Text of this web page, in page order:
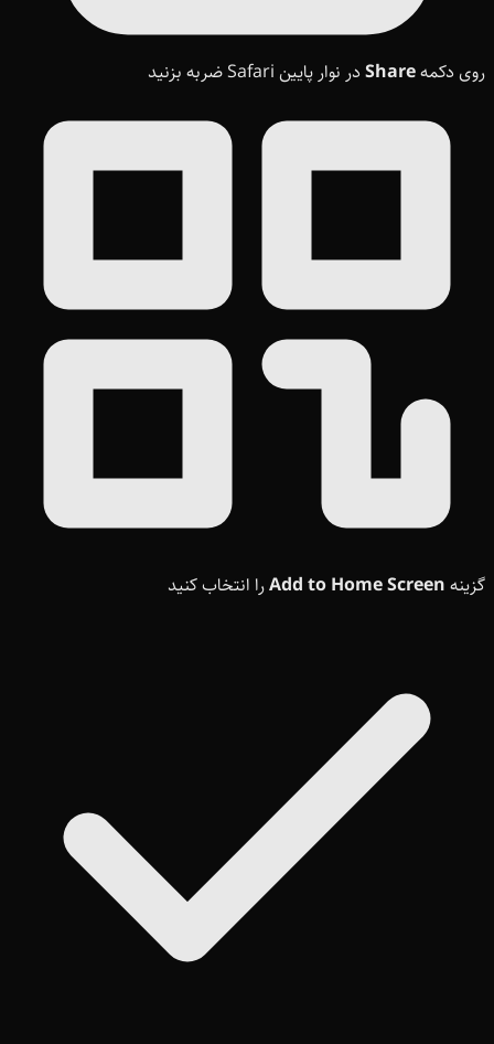
روی دکمهShare در نوار پایین Safari ضربه بزنید
گزینه Add to Home Screenرا انتخاب کنید